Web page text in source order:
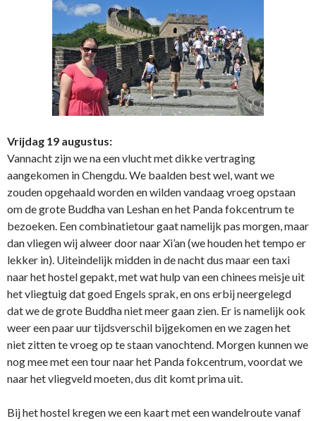
Vrijdag 19 augustus:
Vannacht zijn we na een vlucht met dikke vertraging
aangekomen in Chengdu. We baalden best wel, want we
zouden opgehaald worden en wilden vandaag vroeg opstaan
om de grote Buddha van Leshan en het Panda fokcentrum te
bezoeken. Een combinatietour gaat namelijk pas morgen, maar
dan vliegen wij alweer door naar Xi’an (we houden het tempo er
lekker in). Uiteindelijk midden in de nacht dus maar een taxi
naar het hostel gepakt, met wat hulp van een chinees meisje uit
het vliegtuig dat goed Engels sprak, en ons erbij neergelegd
dat we de grote Buddha niet meer gaan zien. Er is namelijk ook
weer een paar uur tijdsverschil bijgekomen en we zagen het
niet zitten te vroeg op te staan vanochtend. Morgen kunnen we
nog mee met een tour naar het Panda fokcentrum, voordat we
naar het vliegveld moeten, dus dit komt prima uit.
Bij het hostel kregen we een kaart met een wandelroute vanaf